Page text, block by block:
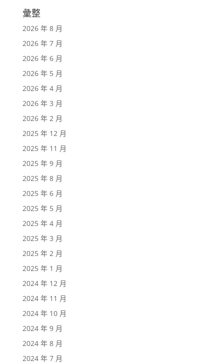
彙整
2026 年 8 月
2026 年 7 月
2026 年 6 月
2026 年 5 月
2026 年 4 月
2026 年 3 月
2026 年 2 月
2025 年 12 月
2025 年 11 月
2025 年 9 月
2025 年 8 月
2025 年 6 月
2025 年 5 月
2025 年 4 月
2025 年 3 月
2025 年 2 月
2025 年 1 月
2024 年 12 月
2024 年 11 月
2024 年 10 月
2024 年 9 月
2024 年 8 月
2024 年 7 月